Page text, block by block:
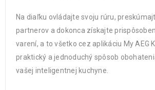
Na diaľku ovládajte svoju rúru,
partnerov a dokonca získajte
varení, a to všetko cez aplikáciu My AEG
praktický a jednoduchý spôsob
vašej inteligentnej kuchyne.